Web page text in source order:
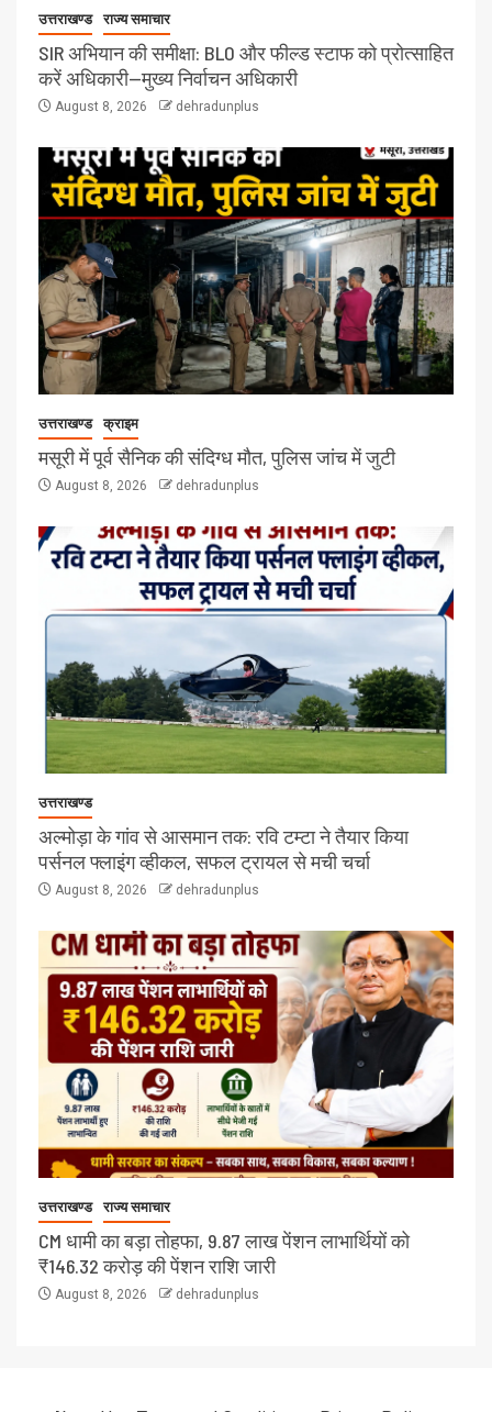
उत्तराखण्ड राज्य समाचार
SIR अभियान की समीक्षा: BLO और फील्ड स्टाफ को प्रोत्साहित
करें अधिकारी—मुख्य निर्वाचन अधिकारी
August 8, 2026 dehradunplus
उत्तराखण्ड क्राइम
मसूरी में पूर्व सैनिक की संदिग्ध मौत, पुलिस जांच में जुटी
August 8, 2026 dehradunplus
उत्तराखण्ड
अल्मोड़ा के गांव से आसमान तक: रवि टम्टा ने तैयार किया
पर्सनल फ्लाइंग व्हीकल, सफल ट्रायल से मची चर्चा
August 8, 2026 dehradunplus
उत्तराखण्ड राज्य समाचार
CM धामी का बड़ा तोहफा, 9.87 लाख पेंशन लाभार्थियों को
₹146.32 करोड़ की पेंशन राशि जारी
August 8, 2026 dehradunplus